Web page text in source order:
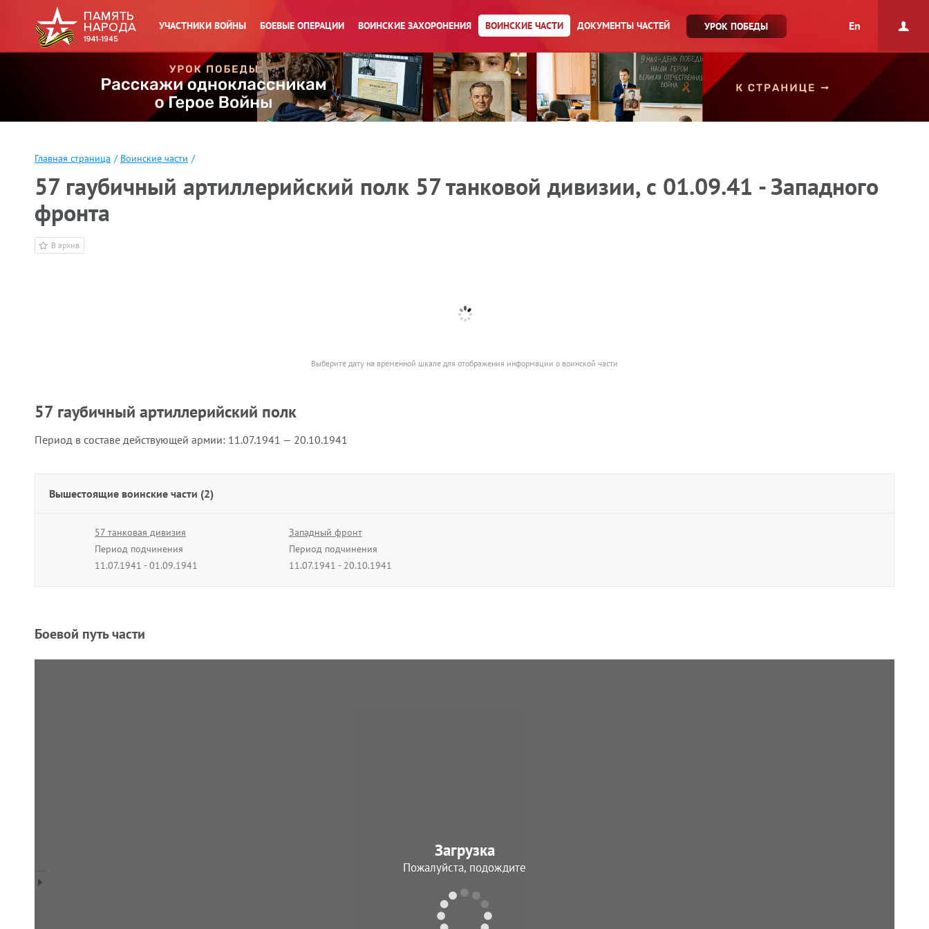
УЧАСТНИКИ ВОЙНЫ БОЕВЫЕ ОПЕРАЦИИ ВОИНСКИЕ ЗАХОРОНЕНИЯ ВОИНСКИЕ ЧАСТИ ДОКУМЕНТЫ ЧАСТЕЙ УРОК ПОБЕДЫ En
Главная страница / Воинские части /
57 гаубичный артиллерийский полк 57 танковой дивизии, с 01.09.41 - Западного
фронта
В архив
Выберите дату на временной шкале для отображения информации о воинской части
57 гаубичный артиллерийский полк
Период в составе действующей армии: 11.07.1941 — 20.10.1941
Вышестоящие воинские части (2)
57 танковая дивизия
Период подчинения
11.07.1941 - 01.09.1941
Западный фронт
Период подчинения
11.07.1941 - 20.10.1941
Боевой путь части
Загрузка
Пожалуйста, подождите